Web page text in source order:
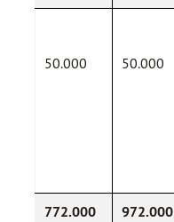
50.000 50.000
772.000 972.000